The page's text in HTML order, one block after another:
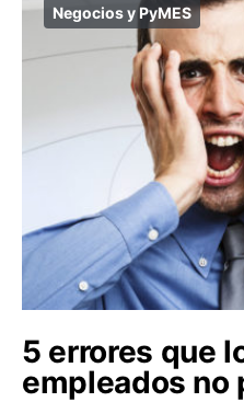
Negocios y PyMES
5 errores que
empleados no